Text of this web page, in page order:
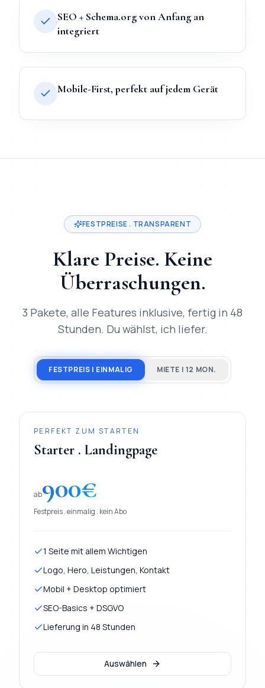
SEO + Schema.org von Anfang an
integriert
Mobile-First, perfekt auf jedem Gerät
FESTPREISE . TRANSPARENT
Klare Preise. Keine
Überraschungen.
3 Pakete, alle Features inklusive, fertig in 48
Stunden. Du wählst, ich liefer.
FESTPREIS | EINMALIG MIETE | 12 MON.
PERFEKT ZUM STARTEN
Starter . Landingpage
ab900€
Festpreis . einmalig . kein Abo
1 Seite mit allem Wichtigen
Logo, Hero, Leistungen, Kontakt
Mobil + Desktop optimiert
SEO-Basics + DSGVO
Lieferung in 48 Stunden
Auswählen